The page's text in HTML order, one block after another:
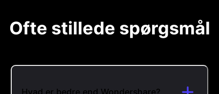
Ofte stillede spørgsmål
Hvad er bedre end Wondershare?